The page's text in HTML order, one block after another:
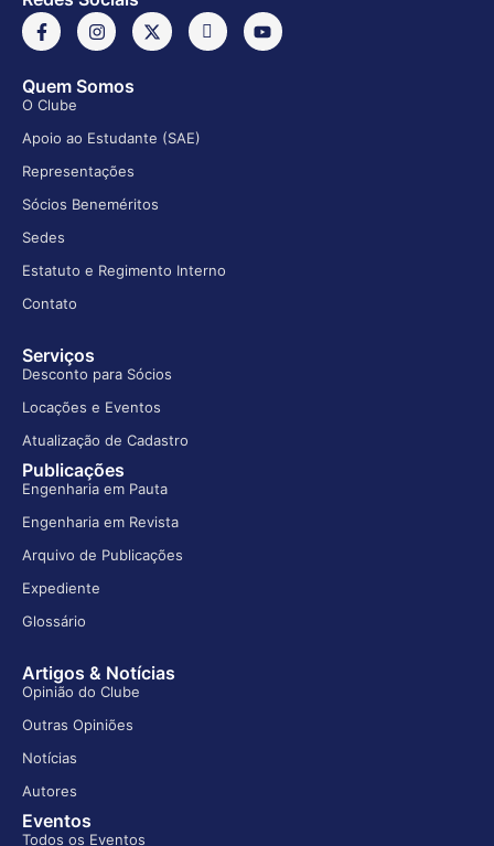
Quem Somos
O Clube
Apoio ao Estudante (SAE)
Representações
Sócios Beneméritos
Sedes
Estatuto e Regimento Interno
Contato
Serviços
Desconto para Sócios
Locações e Eventos
Atualização de Cadastro
Publicações
Engenharia em Pauta
Engenharia em Revista
Arquivo de Publicações
Expediente
Glossário
Artigos & Notícias
Opinião do Clube
Outras Opiniões
Notícias
Autores
Eventos
Todos os Eventos